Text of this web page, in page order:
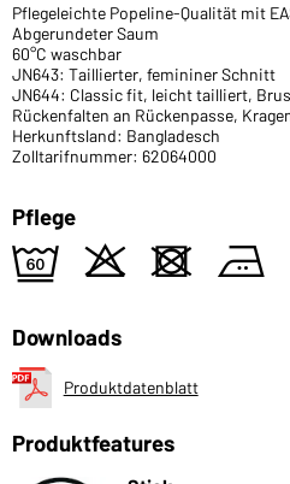
Pflegeleichte Popeline-Qualität mit
Abgerundeter Saum
60°C waschbar
JN643: Taillierter, femininer Schnitt
JN644: Classic fit, leicht tailliert,
Rückenfalten an Rückenpasse,
Herkunftsland: Bangladesch
Zolltarifnummer: 62064000
Pflege
5 o d b
Downloads
Produktdatenblatt
Produktfeatures